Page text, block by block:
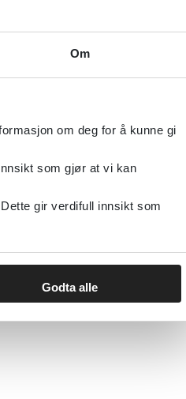
Om
om deg for å kunne gi
som gjør at vi kan
gir verdifull innsikt som
Godta alle
at fysisk
jobb har
og